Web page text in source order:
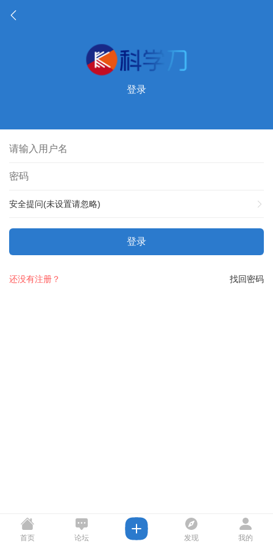
登录
安全提问(未设置请忽略)
登录
找回密码
还没有注册？
首页 论坛 发现 我的